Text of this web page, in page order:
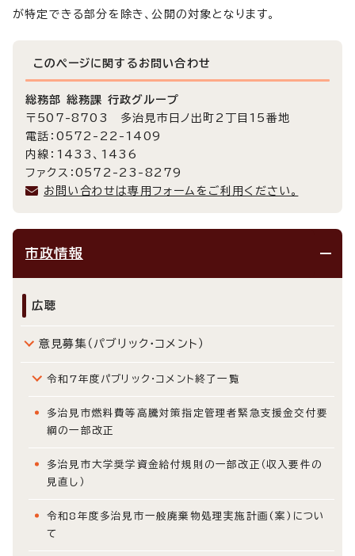
が特定できる部分を除き、公開の対象となります。
このページに関する お問い合わせ
総務部 総務課 行政グループ
〒507-8703 多治見市日ノ出町2丁目15番地
電話：0572-22-1409
内線：1433、1436
ファクス：0572-23-8279
お問い合わせは専用フォームをご利用ください。
市政情報
広聴
意見募集（パブリック・コメント）
令和7年度パブリック・コメント終了一覧
多治見市燃料費等高騰対策指定管理者緊急支援金交付要
綱の一部改正
多治見市大学奨学資金給付規則の一部改正（収入要件の
見直し）
令和8年度多治見市一般廃棄物処理実施計画(案)につい
て